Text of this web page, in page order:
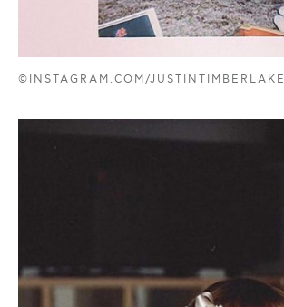
©INSTAGRAM.COM/JUSTINTIMBERLAKE